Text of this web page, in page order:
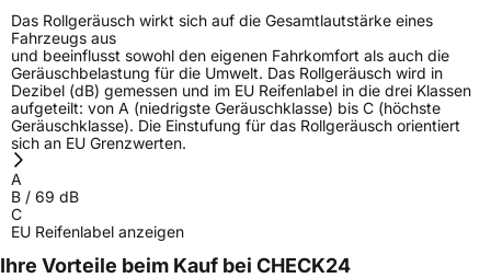
Das Rollgeräusch wirkt sich auf die Gesamtlautstärke eines
Fahrzeugs aus
und beeinflusst sowohl den eigenen Fahrkomfort als auch die
Geräuschbelastung für die Umwelt. Das Rollgeräusch wird in
Dezibel (dB) gemessen und im EU Reifenlabel in die drei Klassen
aufgeteilt: von A (niedrigste Geräuschklasse) bis C (höchste
Geräuschklasse). Die Einstufung für das Rollgeräusch orientiert
sich an EU Grenzwerten.
A
B / 69 dB
C
EU Reifenlabel anzeigen
Ihre Vorteile beim Kauf bei CHECK24